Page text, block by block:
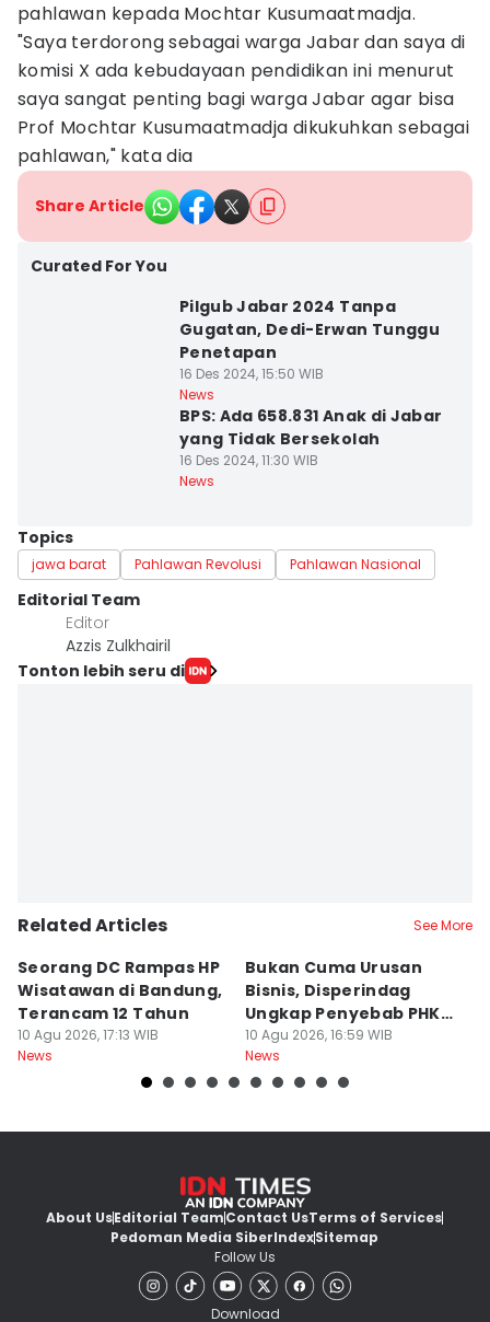
pahlawan kepada Mochtar Kusumaatmadja.
"Saya terdorong sebagai warga Jabar dan saya di
komisi X ada kebudayaan pendidikan ini menurut
saya sangat penting bagi warga Jabar agar bisa
Prof Mochtar Kusumaatmadja dikukuhkan sebagai
pahlawan," kata dia
Share Article
Curated For You
Pilgub Jabar 2024 Tanpa
Gugatan, Dedi-Erwan Tunggu
Penetapan
16 Des 2024, 15:50 WIB
News
BPS: Ada 658.831 Anak di Jabar
yang Tidak Bersekolah
16 Des 2024, 11:30 WIB
News
Topics
jawa barat Pahlawan Revolusi Pahlawan Nasional
Editorial Team
Editor
Azzis Zulkhairil
Tonton lebih seru di
Related Articles See More
Seorang DC Rampas HP
Wisatawan di Bandung,
Terancam 12 Tahun
10 Agu 2026, 17:13 WIB
News
Bukan Cuma Urusan
Bisnis, Disperindag
Ungkap Penyebab PHK
Industri di Jabar
10 Agu 2026, 16:59 WIB
News
About UsEditorial TeamContact UsTerms of Services
Pedoman Media SiberIndexSitemap
Follow Us
Download